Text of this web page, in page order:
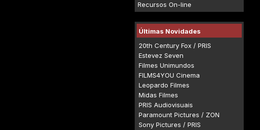
Recursos On-line
Últimas Novidades
20th Century Fox / PRIS
Estevez Seven
Filmes Unimundos
FILMS4YOU Cinema
Leopardo Filmes
Midas Filmes
PRIS Audiovisuais
Paramount Pictures / ZON
Sony Pictures / PRIS